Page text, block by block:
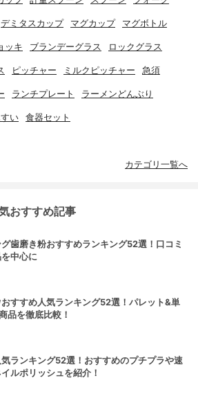
デミタスカップ マグカップ マグボトル
ッキ ブランデーグラス ロックグラス
ピッチャー ミルクピッチャー 急須
ランチプレート ラーメンどんぶり
い 食器セット
カテゴリ一覧へ
おすすめ記事
歯磨き粉おすすめランキング52選！口コミ
中心に
すすめ人気ランキング52選！パレット&単
品を徹底比較！
ランキング52選！おすすめのプチプラや速
ルポリッシュを紹介！